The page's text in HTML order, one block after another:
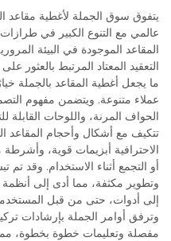
يتفوق سوق الجملة لأغطية مقاعد
عالمي مع التنوع الكبير في
المقاعد الموجودة في البيئة
التعقيد المعتاد المرتبط بالعثور
ما يجعل أغطية المقاعد بالجملة
عملاء متنوعة. ويتضمن مفهوم
الحواف المرنة، واللوحات القابلة
تتكيف مع أشكال وأحجام المقاعد
الاحترافية أبزيمات قوية، وأشرطة
أو التجمع أثناء الاستخدام. وقد
وتطوير مكثفة، مما أدى إلى أنظمة
إلى أدوات، حتى من قبل
وترفق أوامر الجملة بإرشادات
مفصلة وتعليمات خطوة بخطوة،